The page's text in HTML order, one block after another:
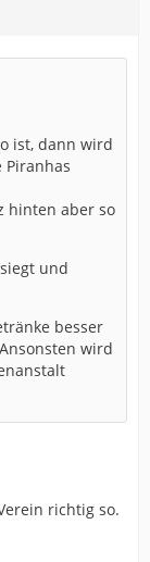
ist, dann wird
Piranhas
hinten aber so
und
besser
wird
richtig so.